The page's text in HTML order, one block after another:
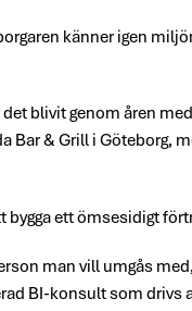
känner igen
det blivit genom åren
Bar & Grill i Göteborg,
bygga ett ömsesidigt
man vill umgås
BI-konsult som drivs